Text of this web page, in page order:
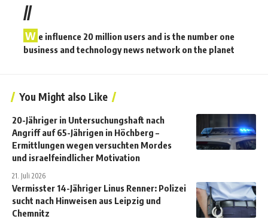
//
W e influence 20 million users and is the number one
business and technology news network on the planet
You Might also Like
20-Jähriger in Untersuchungshaft nach
Angriff auf 65-Jährigen in Höchberg –
Ermittlungen wegen versuchten Mordes
und israelfeindlicher Motivation
21. Juli 2026
Vermisster 14-Jähriger Linus Renner: Polizei
sucht nach Hinweisen aus Leipzig und
Chemnitz